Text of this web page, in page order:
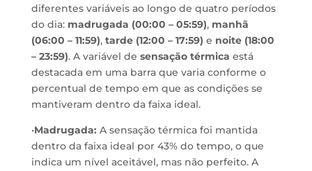
diferentes variáveis ao longo de quatro períodos
do dia: madrugada (00:00 – 05:59), manhã
(06:00 – 11:59), tarde (12:00 – 17:59) e noite (18:00
– 23:59). A variável de sensação térmica está
destacada em uma barra que varia conforme o
percentual de tempo em que as condições se
mantiveram dentro da faixa ideal.
•Madrugada: A sensação térmica foi mantida
dentro da faixa ideal por 43% do tempo, o que
indica um nível aceitável, mas não perfeito. A